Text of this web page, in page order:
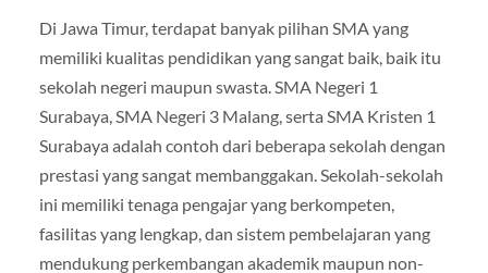
Di Jawa Timur, terdapat banyak pilihan SMA yang
memiliki kualitas pendidikan yang sangat baik, baik itu
sekolah negeri maupun swasta. SMA Negeri 1
Surabaya, SMA Negeri 3 Malang, serta SMA Kristen 1
Surabaya adalah contoh dari beberapa sekolah dengan
prestasi yang sangat membanggakan. Sekolah-sekolah
ini memiliki tenaga pengajar yang berkompeten,
fasilitas yang lengkap, dan sistem pembelajaran yang
mendukung perkembangan akademik maupun non-